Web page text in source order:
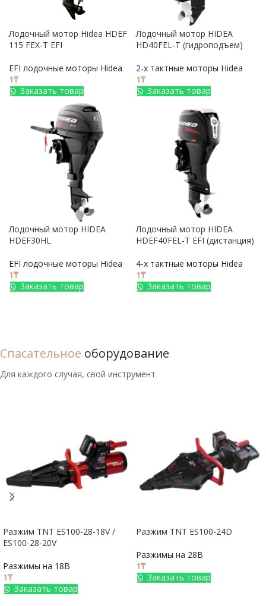
Лодочный мотор Hidea HDEF
115 FEX-T EFI
EFI лодочные моторы Hidea
1₸
Заказать товар
Лодочный мотор HIDEA
HD40FEL-T (гидроподъем)
2-х тактные моторы Hidea
1₸
Заказать товар
Лодочный мотор HIDEA
HDEF30HL
EFI лодочные моторы Hidea
1₸
Заказать товар
Лодочный мотор HIDEA
HDEF40FEL-T EFI (дистанция)
4-х тактные моторы Hidea
1₸
Заказать товар
Спасательное оборудование
Для каждого случая, свой инструмент
Разжим TNT ES100-28-18V /
ES100-28-20V
Разжимы на 18В
1₸
Заказать товар
Разжим TNT ES100-24D
Разжимы на 28В
1₸
Заказать товар